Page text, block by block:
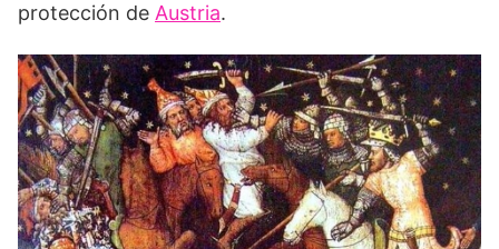
protección de Aus­tria.